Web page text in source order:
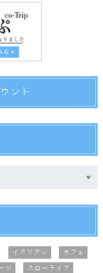
ント
イタリアン
カフェ
ツ
スローライフ